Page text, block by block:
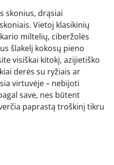
skonius, drąsiai
Vietoj klasikinių
miltelių, ciberžolės
šlakelį kokosų pieno
visiškai kitokį, azijietiško
derės su ryžiais ar
virtuvėje – nebijoti
save, nes būtent
paprastą troškinį tikru